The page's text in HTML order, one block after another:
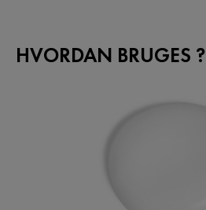
HVORDAN BRUGES ?